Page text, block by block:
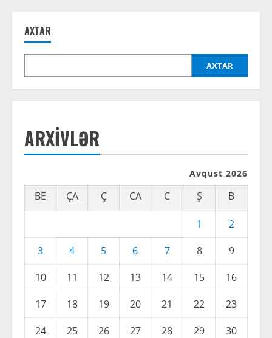
AXTAR
AXTAR
ARXIVLƏR
Avqust 2026
BE ÇA Ç CA C Ş B
1
2
3
4 5 6 7 8
9
10
11 12 13 14 15
16
17
18 19 20 21 22
23
24
25 26 27 28 29
30